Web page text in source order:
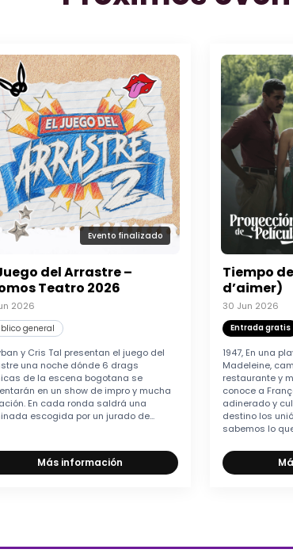
Evento finalizado
del Arrastre –
Teatro 2026
2026
general
y Cris Tal presentan el juego del
una noche dónde 6 drags
de la escena bogotana se
en un show de impro y mucha
En cada ronda saldrá una
escogida por un jurado de...
Más información
Tiempo
d’aimer)
30 Jun 2026
Entrada gratis
1947, En una
Madeleine,
restaurante y
conoce a
adinerado y
destino los
sabemos lo